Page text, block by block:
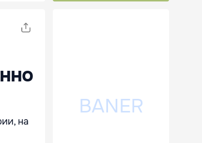
на